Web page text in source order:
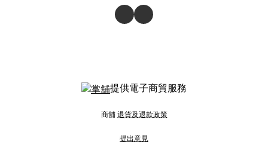
提供電子商貿服務
商舖 退貨及退款政策
提出意見